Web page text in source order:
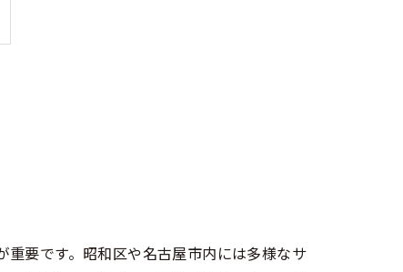
要です。昭和区や名古屋市内には多様なサ